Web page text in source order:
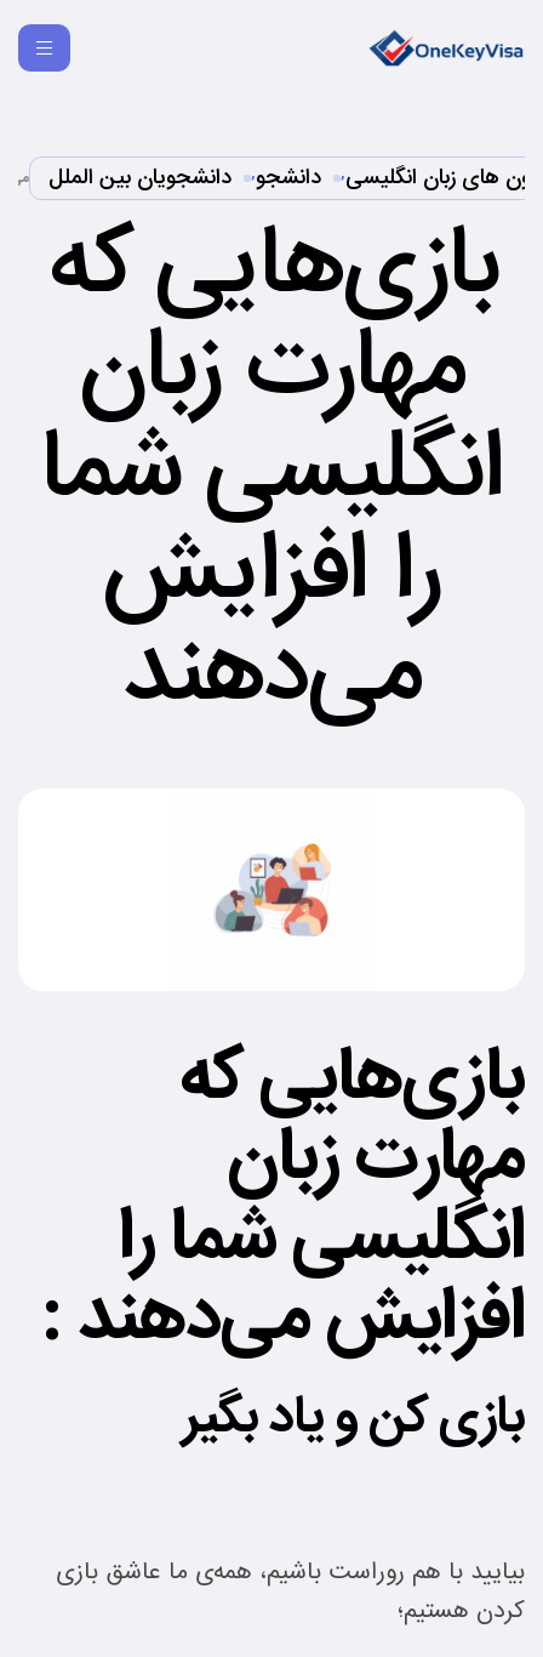
های زبان انگلیسی, دانشجو, دانشجویان بین الملل می 15, 2023
بازی‌هایی که
مهارت زبان
انگلیسی شما
را افزایش
می‌دهند
بازی‌هایی که
مهارت زبان
انگلیسی شما را
افزایش می‌دهند :
بازی کن و یاد بگیر
بیایید با هم روراست باشیم، همه‌ی ما عاشق بازی
کردن هستیم؛